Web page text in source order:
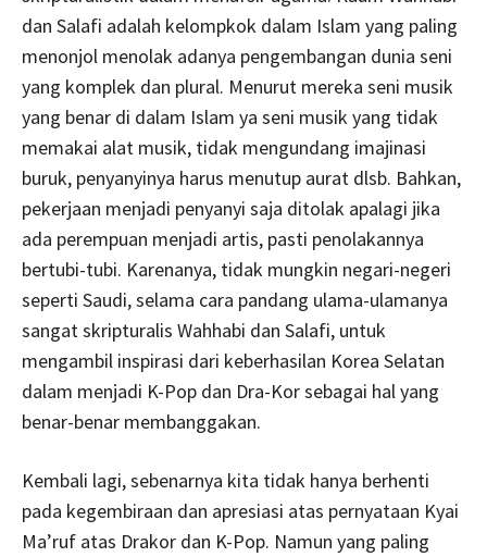
dan Salafi adalah kelompkok dalam Islam yang paling
menonjol menolak adanya pengembangan dunia seni
yang komplek dan plural. Menurut mereka seni musik
yang benar di dalam Islam ya seni musik yang tidak
memakai alat musik, tidak mengundang imajinasi
buruk, penyanyinya harus menutup aurat dlsb. Bahkan,
pekerjaan menjadi penyanyi saja ditolak apalagi jika
ada perempuan menjadi artis, pasti penolakannya
bertubi-tubi. Karenanya, tidak mungkin negari-negeri
seperti Saudi, selama cara pandang ulama-ulamanya
sangat skripturalis Wahhabi dan Salafi, untuk
mengambil inspirasi dari keberhasilan Korea Selatan
dalam menjadi K-Pop dan Dra-Kor sebagai hal yang
benar-benar membanggakan.
Kembali lagi, sebenarnya kita tidak hanya berhenti
pada kegembiraan dan apresiasi atas pernyataan Kyai
Ma’ruf atas Drakor dan K-Pop. Namun yang paling